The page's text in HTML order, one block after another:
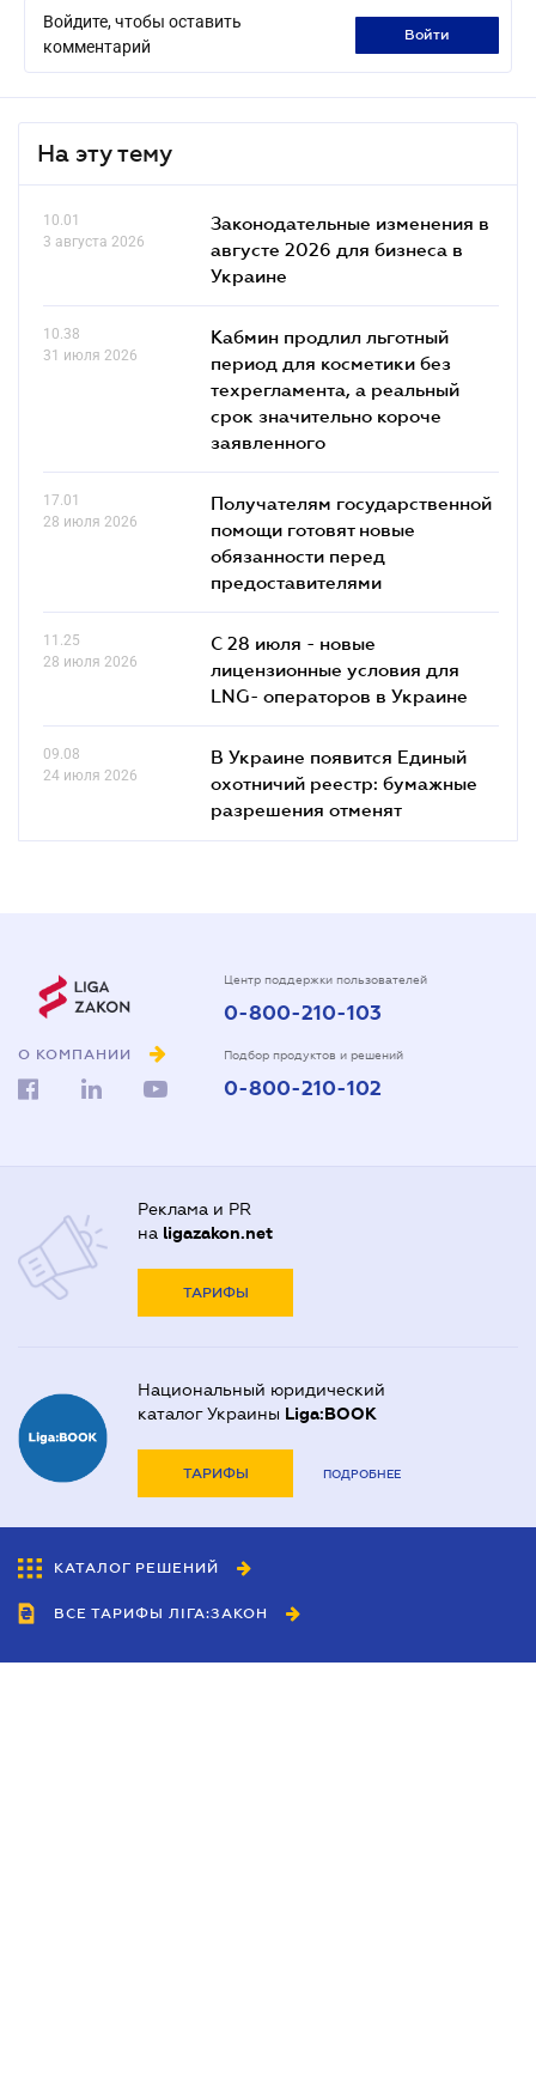
Войдите, чтобы оставить
комментарий
войти
На эту тему
10.01
3 августа 2026
Законодательные изменения в
августе 2026 для бизнеса в
Украине
10.38
31 июля 2026
Кабмин продлил льготный
период для косметики без
техрегламента, а реальный
срок значительно короче
заявленного
17.01
28 июля 2026
Получателям государственной
помощи готовят новые
обязанности перед
предоставителями
11.25
28 июля 2026
С 28 июля - новые
лицензионные условия для
LNG- операторов в Украине
09.08
24 июля 2026
В Украине появится Единый
охотничий реестр: бумажные
разрешения отменят
О КОМПАНИИ
Центр поддержки пользователей
0-800-210-103
Подбор продуктов и решений
0-800-210-102
Реклама и PR
на ligazakon.net
ТАРИФЫ
Национальный юридический
каталог Украины Liga:BOOK
ТАРИФЫ ПОДРОБНЕЕ
КАТАЛОГ РЕШЕНИЙ
ВСЕ ТАРИФЫ ЛІГА:ЗАКОН